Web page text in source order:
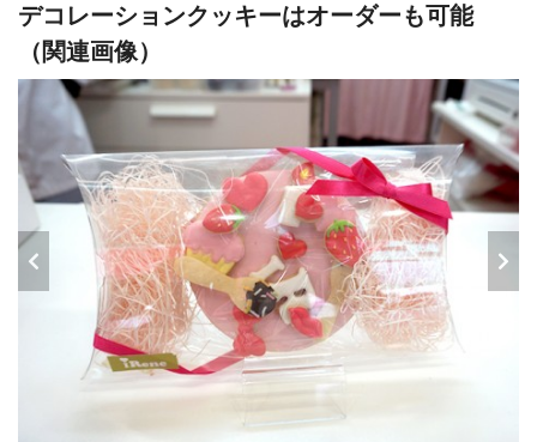
デコレーションクッキーはオーダーも可能
（関連画像）